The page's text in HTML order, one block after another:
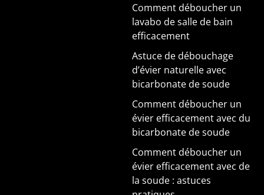
Comment déboucher un
lavabo de salle de bain
efficacement
Astuce de débouchage
d’évier naturelle avec
bicarbonate de soude
Comment déboucher un
évier efficacement avec du
bicarbonate de soude
Comment déboucher un
évier efficacement avec de
la soude : astuces